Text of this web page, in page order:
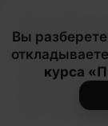
Вы
курса
для
[БизПланиКо,
вполне
топ-7